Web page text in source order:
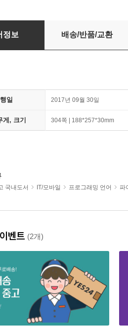
하는 파이썬 딥러닝 케라스
정보 배송/반품/교환
일 2017년 09월 30일
게, 크기 304쪽 | 188*257*30mm
국내도서 IT/모바일 프로그래밍 언어 파
벤트 (2개)